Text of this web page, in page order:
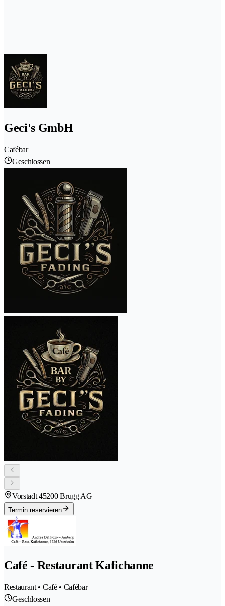
Geci's GmbH
Cafébar
Geschlossen
Vorstadt 45200 Brugg AG
Termin reservieren
Café - Restaurant Kafichanne
Restaurant • Café • Cafébar
Geschlossen